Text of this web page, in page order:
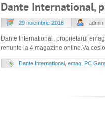
Dante International,
29 noiembrie 2016 admin
Dante International, proprietarul
renunte la 4 magazine online.Va
Dante International emag PC